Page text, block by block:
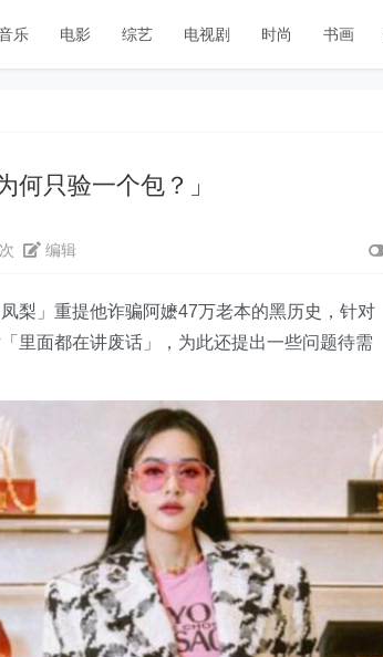
乐 电影 综艺 电视剧 时尚 书画
为何只验一个包？」
编辑
梨」重提他诈骗阿嬷47万老本的黑历史，针对
里面都在讲废话」，为此还提出一些问题待需